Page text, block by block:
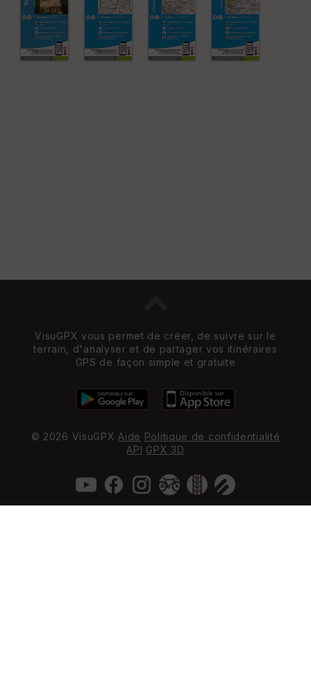
VisuGPX vous permet de créer, de suivre sur le
terrain, d'analyser et de partager vos itinéraires
GPS de façon simple et gratuite
© 2026 VisuGPX Aide Politique de confidentialité
API GPX 3D